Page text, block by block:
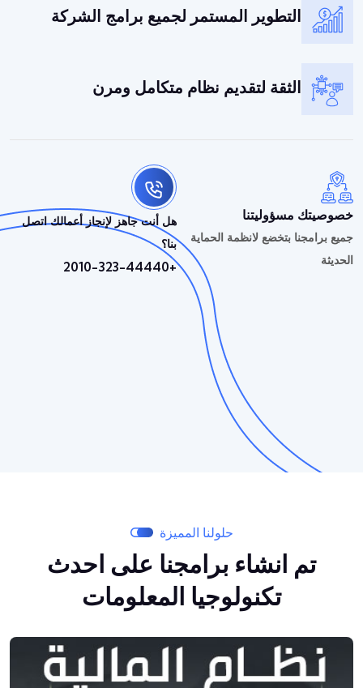
التطوير المستمر لجميع برامج الشركة
الثقة لتقديم نظام متكامل ومرن
خصوصيتك مسؤوليتنا
جميع برامجنا بتخضع لانظمة الحماية
الحديثة
هل أنت جاهز لإنجاز أعمالك اتصل
بنا؟
+2010-323-44440
حلولنا المميزة
تم انشاء برامجنا على احدث
تكنولوجيا المعلومات